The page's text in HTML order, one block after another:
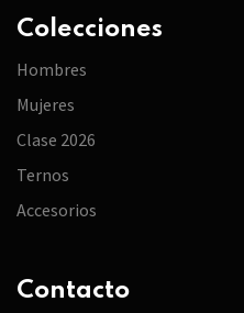
Colecciones
Hombres
Mujeres
Clase 2026
Ternos
Accesorios
Contacto